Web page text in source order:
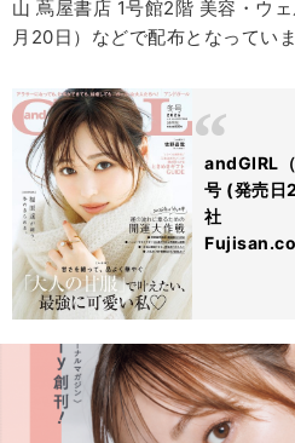
山 蔦屋書店 1号館2階 美容・ウ
月20日）などで配布となっていま
andGIRL
号 (発売日
社